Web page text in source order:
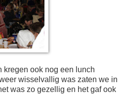
kregen ook nog een lunch
wisselvallig was zaten we in
was zo gezellig en het gaf ook